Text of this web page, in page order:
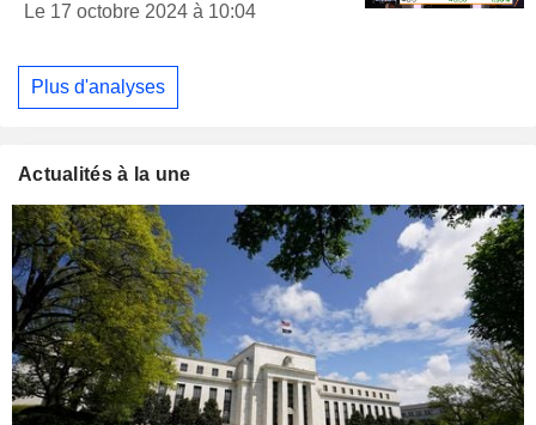
Le 17 octobre 2024 à 10:04
Plus d'analyses
Actualités à la une